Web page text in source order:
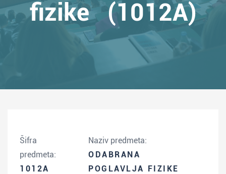
fizike (1012A)
Šifra
predmeta:
1012A
Naziv predmeta:
ODABRANA
POGLAVLJA FIZIKE